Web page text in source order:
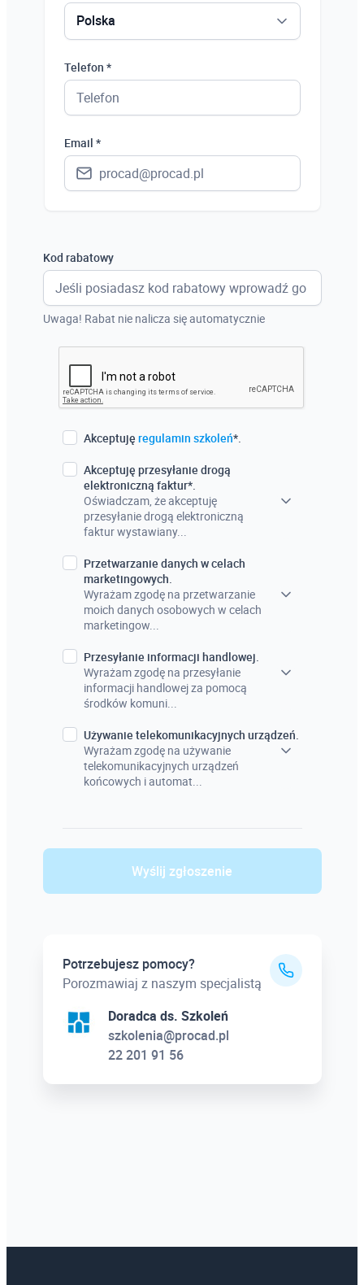
Polska
Telefon *
Email *
Kod rabatowy
Uwaga! Rabat nie nalicza się automatycznie
Akceptuję regulamin szkoleń*.
Akceptuję przesyłanie drogą
elektroniczną faktur*.
Oświadczam, że akceptuję
przesyłanie drogą elektroniczną
faktur wystawiany...
Przetwarzanie danych w celach
marketingowych.
Wyrażam zgodę na przetwarzanie
moich danych osobowych w celach
marketingow...
Przesyłanie informacji handlowej.
Wyrażam zgodę na przesyłanie
informacji handlowej za pomocą
środków komuni...
Używanie telekomunikacyjnych urządzeń.
Wyrażam zgodę na używanie
telekomunikacyjnych urządzeń
końcowych i automat...
Wyślij zgłoszenie
Potrzebujesz pomocy?
Porozmawiaj z naszym specjalistą
Doradca ds. Szkoleń
szkolenia@procad.pl
22 201 91 56
Polska
Ukraina
Niemcy
Wielka Brytania
Włochy
Francja
Szwecja
Holandia
Czechy